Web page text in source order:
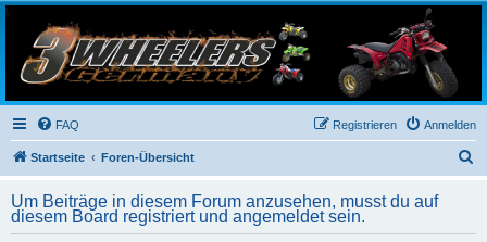
3-Wheelers Germany
Honda, Yamaha, Kawasaki Trike
FAQ Anmelden
Registrieren
Startseite Foren-Übersicht
h
Um Beiträge in diesem Forum anzusehen, musst du auf
diesem Board registriert und angemeldet sein.